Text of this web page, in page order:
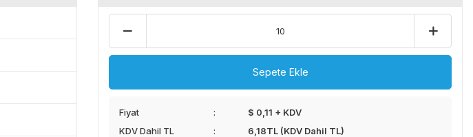
Sepete Ekle
Fiyat
$ 0,11 + KDV
KDV Dahil TL
6,18TL (KDV Dahil TL)